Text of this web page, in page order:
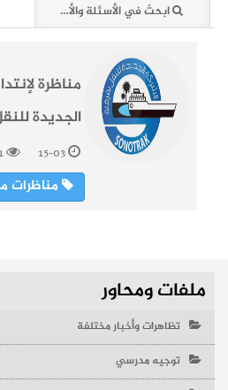
ابحث في الأسئلة والأخبار (1 وثائق)
مناظرة
الجديدة
15-03
6721
مناظرات
ملفات ومحاور
تظاهرات وأخبار مختلفة
توجيه مدرسي